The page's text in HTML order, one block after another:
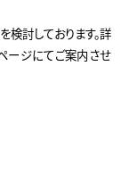
検討しております。詳
ージにてご案内させ